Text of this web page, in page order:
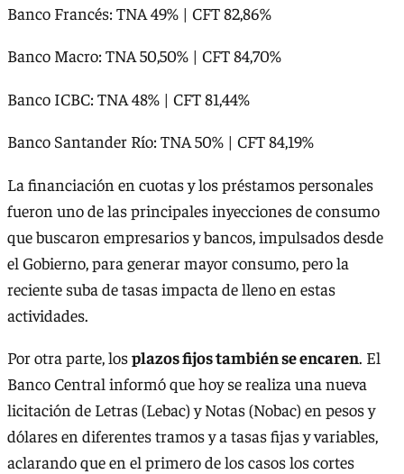
Banco Francés: TNA 49% | CFT 82,86%
Banco Macro: TNA 50,50% | CFT 84,70%
Banco ICBC: TNA 48% | CFT 81,44%
Banco Santander Río: TNA 50% | CFT 84,19%
La financiación en cuotas y los préstamos personales
fueron uno de las principales inyecciones de consumo
que buscaron empresarios y bancos, impulsados desde
el Gobierno, para generar mayor consumo, pero la
reciente suba de tasas impacta de lleno en estas
actividades.
Por otra parte, losplazos fijos también se encaren. El
Banco Central informó que hoy se realiza una nueva
licitación de Letras (Lebac) y Notas (Nobac) en pesos y
dólares en diferentes tramos y a tasas fijas y variables,
aclarando que en el primero de los casos los cortes